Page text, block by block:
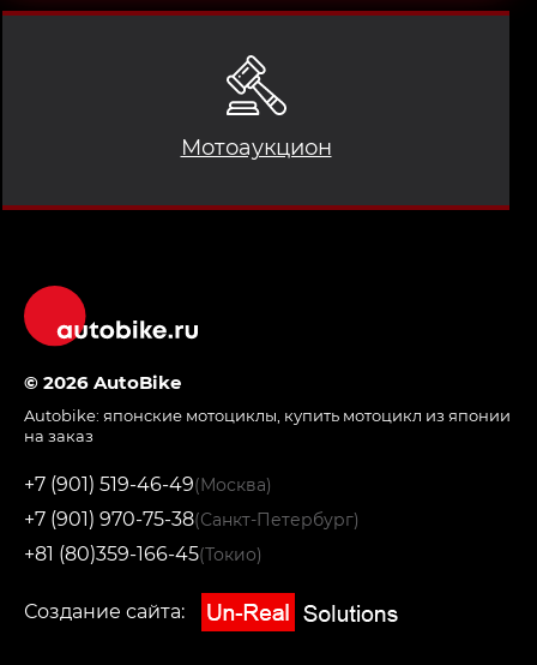
Мотоаукцион
© 2026 AutoBike
Autobike: японские мотоциклы купить мотоцикл из японии
на заказ
+7 (901) 519-46-49(Москва)
+7 (901) 970-75-38(Санкт-Петербург)
+81 (80)359-166-45(Токио)
Создание сайта: